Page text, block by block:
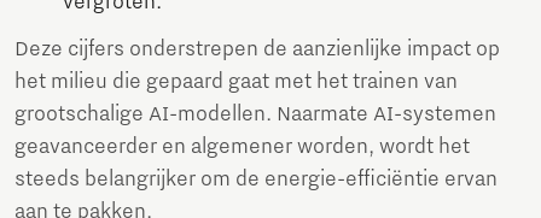
Deze cijfers onderstrepen de aanzienlijke impact op
het milieu die gepaard gaat met het trainen van
grootschalige AI-modellen. Naarmate AI-systemen
geavanceerder en algemener worden, wordt het
steeds belangrijker om de energie-efficiëntie ervan
aan te pakken.